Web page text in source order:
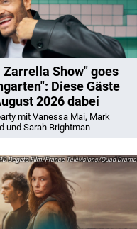
Zarrella Show" goes
Diese Gäste
2026 dabei
mit Vanessa Mai, Mark
und Sarah Brightman
Degeto Film/France Télévisions/Quad Drama